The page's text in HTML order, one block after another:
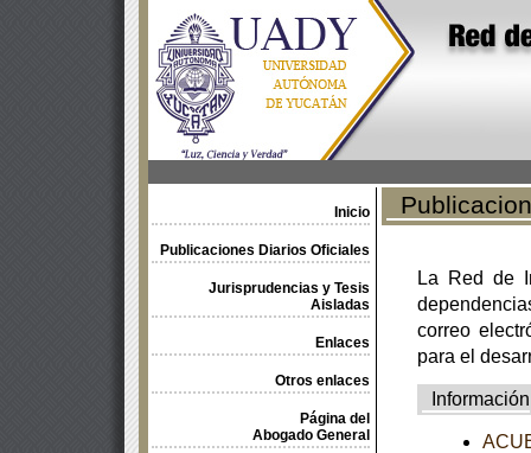
Inicio
Publicaciones Diarios Oficiales
Jurisprudencias y Tesis
Aisladas
Enlaces
Otros enlaces
Página del
Abogado General
La Red de
correo
para el
Información